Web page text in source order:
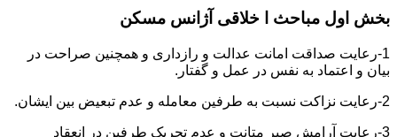
بخش اول مباحث ا خلاقی آژانس مسکن
1-رعایت صداقت امانت عدالت و رازداری و همچنین صراحت در
بیان و اعتماد به نفس در عمل و گفتار.
2-رعایت نزاکت نسبت به طرفین معامله و عدم تبعیض بین ایشان.
3-رعایت آرامش صبر متانت و عدم تحریک طرفین در انعقاد